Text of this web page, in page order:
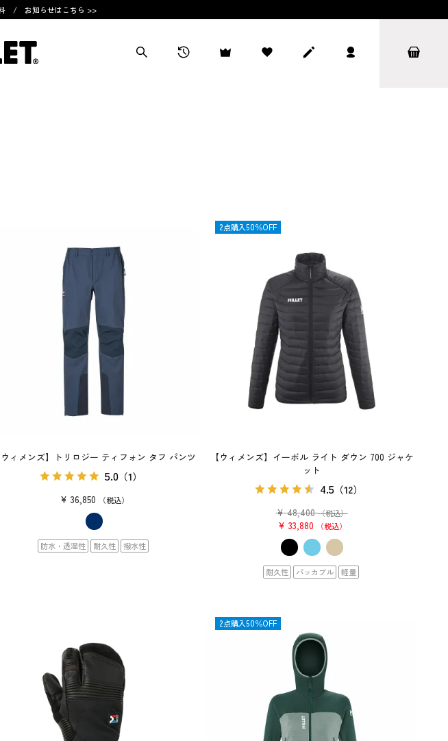
料 / お知らせはこちら >>
ウィメンズ】トリロジー ティフォン タフ パンツ
5.0（1）
¥ 36,850 税込
防水・透湿性 耐久性 撥水性
【ウィメンズ】イーボル ライト ダウン 700 ジャケ
ット
4.5（12）
¥ 48,400 （税込）
¥ 33,880 税込
OUTLET
耐久性 パッカブル 軽量
2点購入50％OFF
限定
2点購入50％OFF